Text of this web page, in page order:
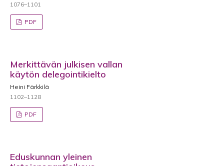
1076–1101
PDF
Merkittävän julkisen vallan
käytön delegointikielto
Heini Färkkilä
1102–1128
PDF
Eduskunnan yleinen